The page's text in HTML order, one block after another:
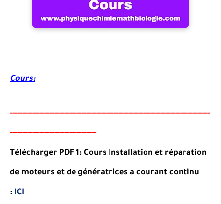
Cours:
---------------------------------------------------------------------------------
-----------------------------------
Télécharger PDF 1: Cours Installation et réparation
de moteurs et de génératrices a courant continu
: ICI